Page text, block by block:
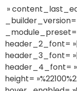
»
_builder_version=
header_2_font=
header_3_font=
header_4_font=
height=